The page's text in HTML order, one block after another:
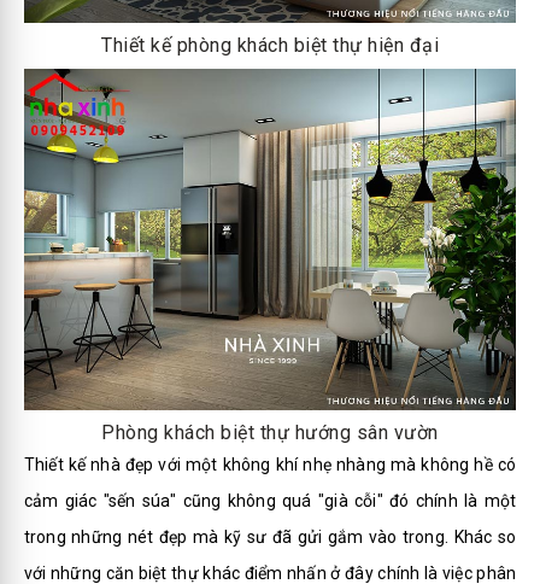
Thiết kế phòng khách biệt thự hiện đại
Phòng khách biệt thự hướng sân vườn
Thiết kế nhà đẹp với một không khí nhẹ nhàng mà không hề có
cảm giác "sến súa" cũng không quá "già cỗi" đó chính là một
trong những nét đẹp mà kỹ sư đã gửi gắm vào trong. Khác so
với những căn biệt thự khác điểm nhấn ở đây chính là việc phân